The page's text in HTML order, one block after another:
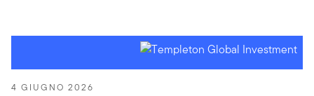
4 GIUGNO 2026